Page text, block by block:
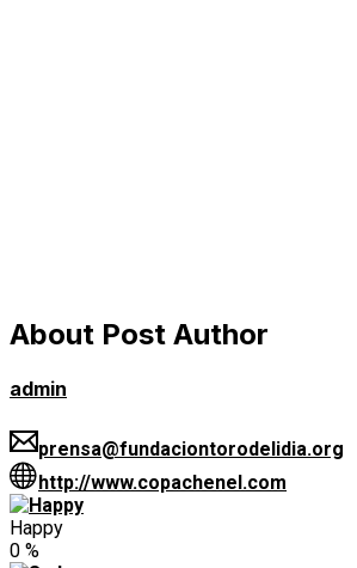
About Post Author
admin
prensa@fundaciontorodelidia.org
http://www.copachenel.com
Happy
0 %